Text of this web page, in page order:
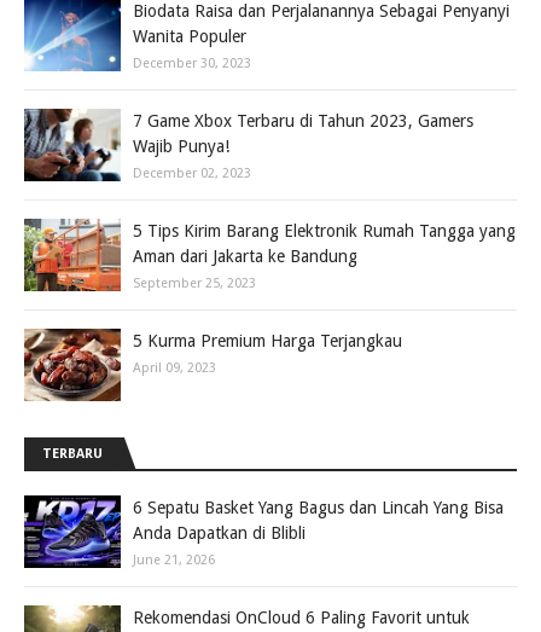
Biodata Raisa dan Perjalanannya Sebagai Penyanyi
Wanita Populer
December 30, 2023
7 Game Xbox Terbaru di Tahun 2023, Gamers
Wajib Punya!
December 02, 2023
5 Tips Kirim Barang Elektronik Rumah Tangga yang
Aman dari Jakarta ke Bandung
September 25, 2023
5 Kurma Premium Harga Terjangkau
April 09, 2023
TERBARU
6 Sepatu Basket Yang Bagus dan Lincah Yang Bisa
Anda Dapatkan di Blibli
June 21, 2026
Rekomendasi OnCloud 6 Paling Favorit untuk